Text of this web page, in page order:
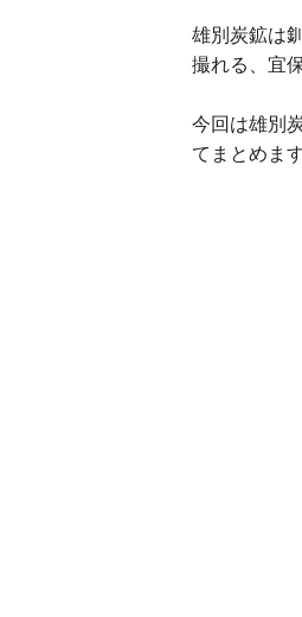
雄別炭鉱は
撮れる、宜
今回は雄別
てまとめます